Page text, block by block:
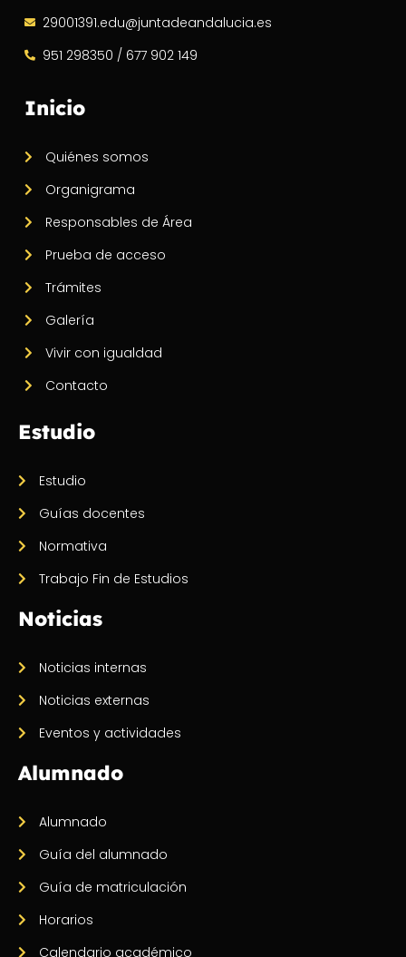
29001391.edu@juntadeandalucia.es
951 298350 / 677 902 149
Inicio
Quiénes somos
Organigrama
Responsables de Área
Prueba de acceso
Trámites
Galería
Vivir con igualdad
Contacto
Estudio
Estudio
Guías docentes
Normativa
Trabajo Fin de Estudios
Noticias
Noticias internas
Noticias externas
Eventos y actividades
Alumnado
Alumnado
Guía del alumnado
Guía de matriculación
Horarios
Calendario académico